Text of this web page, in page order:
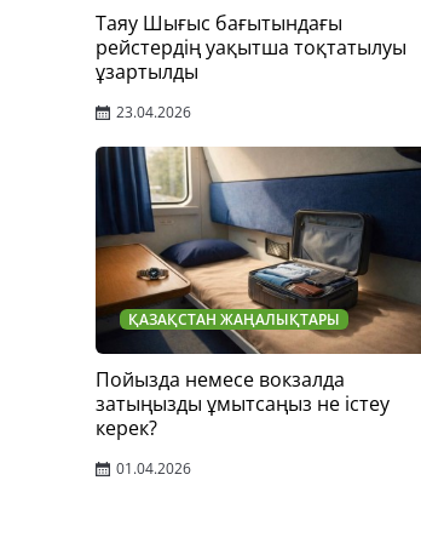
Таяу Шығыс бағытындағы
рейстердің уақытша тоқтатылуы
ұзартылды
23.04.2026
ҚАЗАҚСТАН ЖАҢАЛЫҚТАРЫ
Пойызда немесе вокзалда
затыңызды ұмытсаңыз не істеу
керек?
01.04.2026